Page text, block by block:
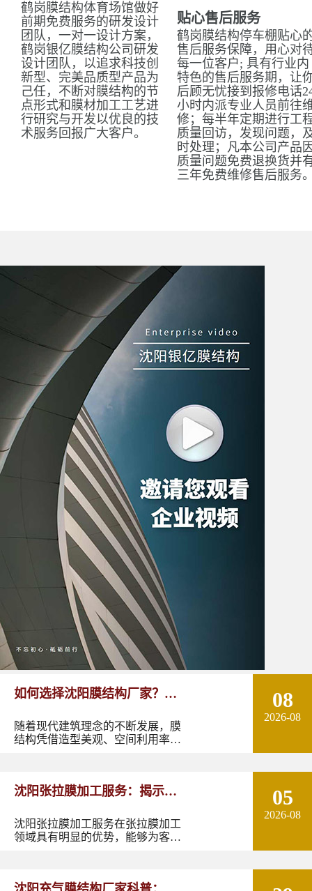
鹤岗膜结构体育场馆做好
前期免费服务的研发设计
团队，一对一设计方案，
鹤岗银亿膜结构公司研发
设计团队，以追求科技创
新型、完美品质型产品为
己任，不断对膜结构的节
点形式和膜材加工工艺进
行研究与开发以优良的技
术服务回报广大客户。
贴心售后服务
鹤岗膜结构停车棚贴心
售后服务保障，用心对
每一位客户; 具有行业内
特色的售后服务期，让
后顾无忧接到报修电话
小时内派专业人员前往
修；每半年定期进行工
质量回访，发现问题，
时处理；凡本公司产品
质量问题免费退换货并
三年免费维修售后服务
如何选择沈阳膜结构厂家？从
设计能力到施工质量多方面了
解！
随着现代建筑理念的不断发展，膜
结构凭借造型美观、空间利用率
施等领域的重要建筑形式。
08
2026-08
沈阳张拉膜加工服务：揭示张
拉膜加工的实用优势
沈阳张拉膜加工服务在张拉膜加工
领域具有明显的优势，能够为客户
05
2026-08